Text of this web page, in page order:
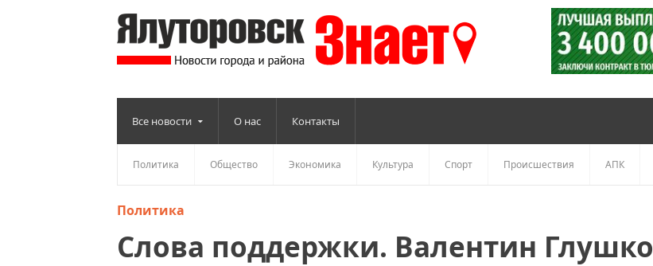
Все новости О нас Контакты
Политика Общество Экономика Культура Спорт Происшествия АПК
Политика
Слова поддержки. Валентин Глушко